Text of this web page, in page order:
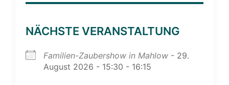
NÄCHSTE VERANSTALTUNG
Familien-Zaubershow in Mahlow - 29.
August 2026 - 15:30 - 16:15